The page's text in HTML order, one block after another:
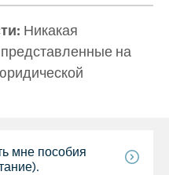
Никакая
на
мне пособия